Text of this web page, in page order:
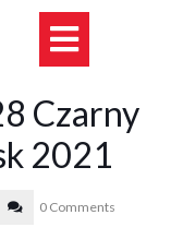
Czarny
2021
0 Comments